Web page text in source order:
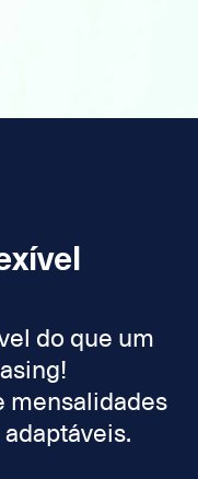
do que um
mensalidades